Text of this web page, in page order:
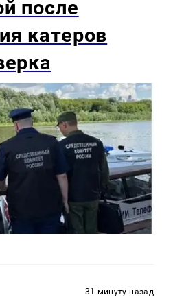
после
катеров
31 минуту назад